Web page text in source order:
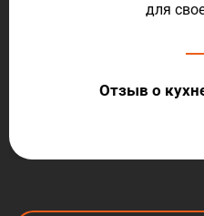
для
Отзыв о